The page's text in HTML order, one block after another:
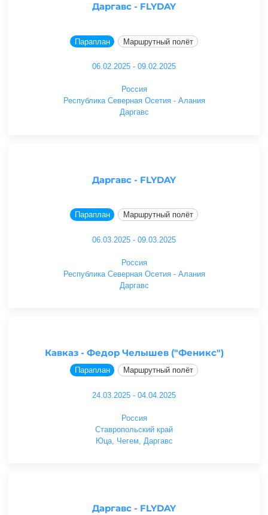
Даргавс - FLYDAY
Параплан Маршрутный полёт
06.02.2025 - 09.02.2025
Россия
Республика Северная Осетия - Алания
Даргавс
Даргавс - FLYDAY
Параплан Маршрутный полёт
06.03.2025 - 09.03.2025
Россия
Республика Северная Осетия - Алания
Даргавс
Кавказ - Федор Челышев ("Феникс")
Параплан Маршрутный полёт
24.03.2025 - 04.04.2025
Россия
Ставропольский край
Юца, Чегем, Даргавс
Даргавс - FLYDAY